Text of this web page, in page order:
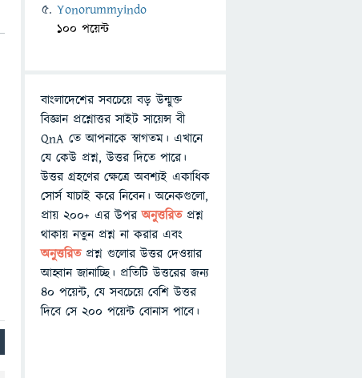
Yonorummyindo
100 পয়েন্ট
বাংলাদেশের সবচেয়ে বড় উন্মুক্ত
বিজ্ঞান প্রশ্নোত্তর সাইট সায়েন্স বী
QnA তে আপনাকে স্বাগতম। এখানে
যে কেউ প্রশ্ন, উত্তর দিতে পারে।
উত্তর গ্রহণের ক্ষেত্রে অবশ্যই একাধিক
সোর্স যাচাই করে নিবেন। অনেকগুলো,
প্রায় ২০০+ এর উপরঅনুত্তরিতপ্রশ্ন
থাকায় নতুন প্রশ্ন না করার এবং
অনুত্তরিত প্রশ্ন গুলোর উত্তর দেওয়ার
আহ্বান জানাচ্ছি। প্রতিটি উত্তরের জন্য
৪০ পয়েন্ট, যে সবচেয়ে বেশি উত্তর
দিবে সে ২০০ পয়েন্ট বোনাস পাবে।